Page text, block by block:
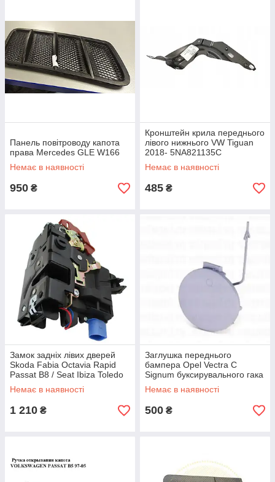
Панель повітроводу капота
права Mercedes GLE W166
Немає в наявності
950 ₴
Кронштейн крила переднього
лівого нижнього VW Tiguan
2018- 5NA821135C
Немає в наявності
485 ₴
Замок задніх лівих дверей
Skoda Fabia Octavia Rapid
Passat B8 / Seat Ibiza Toledo
6Y0839015A
Немає в наявності
1 210 ₴
Заглушка переднього
бампера Opel Vectra C
Signum буксирувального гака
GM 13182892
Немає в наявності
500 ₴